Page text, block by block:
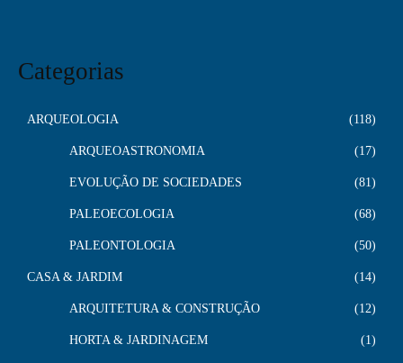
Categorias
ARQUEOLOGIA 118
ARQUEOASTRONOMIA 17
EVOLUÇÃO DE SOCIEDADES 81
PALEOECOLOGIA 68
PALEONTOLOGIA 50
CASA & JARDIM 14
ARQUITETURA & CONSTRUÇÃO 12
HORTA & JARDINAGEM 1